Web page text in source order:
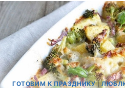
ГОТОВИМ К ПРАЗДНИКУ|